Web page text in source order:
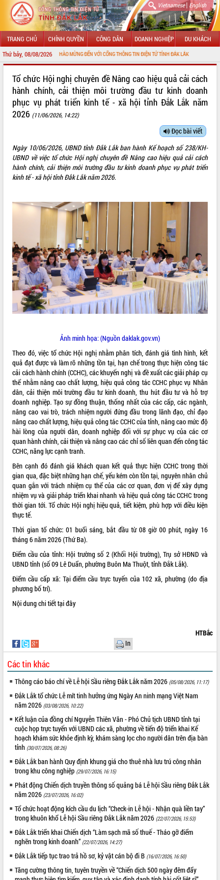
Vietnamese| English
TRANG CHỦ CHÍNH QUYỀN CÔNG DÂN DOANH NGHIỆP DU KHÁCH
Thứ bảy, 08/08/2026CHÀO MỪNG ĐẾN VỚI CỔNG THÔNG TIN ĐIỆN TỬ TỈNH ĐẮK LẮK
LÃNH ĐẠO UBND TỈNH
TIN TỨC SỰ KIỆN
UBND CÁC XÃ, PHƯỜNG
THÔNG TIN CHỈ ĐẠO ĐIỀU HÀNH
VĂN BẢN HĐND TỈNH
QUY HOẠCH - KẾ HOẠCH
VIDEO
Khám bệnh, cấp phát thuốc miễn phí
và tặng quà người dân xã Cư Pui
Hội nghị UBND tỉnh Đắk Lắk thường kỳ
tháng 7/2026
Lễ truy tặng danh hiệu “Bà Mẹ Việt
Nam Anh hùng” và trao Huân chương
Kỳ họp thứ Hai, Hội đồng nhân dân
tỉnh khóa XI quyết nghị nhiều nội dung
quan trọng
Bí thư Tỉnh ủy Lương Nguyễn Minh
Triết thăm, tặng quà người có công với
cách mạng
văn hóa, thể thao đáp ứng yêu cầu
phát triển mới
Thường trực HĐND tỉnh Đắk Lắk gặp
Minh
Lễ truy điệu và an táng hài cốt liệt sĩ
tại Nghĩa trang Liệt sĩ xã Sơn Hòa
Bàn giải pháp tháo gỡ khó khăn trong
xuất khẩu sầu riêng và triển khai quy
định EUDR
Thứ trưởng Bộ Nông nghiệp và Môi
trường Nguyễn Hoàng Hiệp khảo sát
vùng trồng và doanh nghiệp đóng gói
sầu riêng tại Đắk Lắk
Trình diễn nghệ thuật chế biến các
LIÊN KẾT WEB
THỐNG KÊ TRUY CẬP
Hôm nay: 30199
Tất cả: 66075522
Tổ chức Hội nghị chuyên đề Nâng cao hiệu quả cải cách
hành chính, cải thiện môi trường đầu tư kinh doanh
phục vụ phát triển kinh tế - xã hội tỉnh Đắk Lắk năm
2026 (11/06/2026, 14:22)
Đọc bài viết
Ngày 10/06/2026, UBND tỉnh Đắk Lắk ban hành Kế hoạch số 238/KH-
UBND về việc tổ chức Hội nghị chuyên đề Nâng cao hiệu quả cải cách
hành chính, cải thiện môi trường đầu tư kinh doanh phục vụ phát triển
kinh tế - xã hội tỉnh Đắk Lắk năm 2026.
Ảnh minh họa: (Nguồn daklak.gov.vn)
Theo đó, việc tổ chức Hội nghị nhằm phân tích, đánh giá tình hình, kết
quả đạt được và làm rõ những tồn tại, hạn chế trong thực hiện công tác
cải cách hành chính (CCHC), các khuyến nghị và đề xuất các giải pháp cụ
thể nhằm nâng cao chất lượng, hiệu quả công tác CCHC phục vụ Nhân
dân, cải thiện môi trường đầu tư kinh doanh, thu hút đầu tư và hỗ trợ
doanh nghiệp. Tạo sự đồng thuận, thống nhất của các cấp, các ngành,
nâng cao vai trò, trách nhiệm người đứng đầu trong lãnh đạo, chỉ đạo
nâng cao chất lượng, hiệu quả công tác CCHC của tỉnh, nâng cao mức độ
hài lòng của người dân, doanh nghiệp đối với sự phục vụ của các cơ
quan hành chính, cải thiện và nâng cao các chỉ số liên quan đến công tác
CCHC, năng lực cạnh tranh.
Bên cạnh đó đánh giá khách quan kết quả thực hiện CCHC trong thời
gian qua, đặc biệt những hạn chế, yếu kém còn tồn tại, nguyên nhân chủ
quan gắn với trách nhiệm cụ thể của các cơ quan, đơn vị để xây dựng
nhiệm vụ và giải pháp triển khai nhanh và hiệu quả công tác CCHC trong
thời gian tới. Tổ chức Hội nghị hiệu quả, tiết kiệm, phù hợp với điều kiện
thực tế.
Thời gian tổ chức: 01 buổi sáng, bắt đầu từ 08 giờ 00 phút, ngày 16
tháng 6 năm 2026 (Thứ Ba).
Điểm cầu của tỉnh: Hội trường số 2 (Khối Hội trường), Trụ sở HĐND và
UBND tỉnh (số 09 Lê Duẩn, phường Buôn Ma Thuột, tỉnh Đắk Lắk).
Điểm cầu cấp xã: Tại điểm cầu trực tuyến của 102 xã, phường (do địa
phương bố trí).
Nội dung chi tiếttại đây
HTBắc
In
Các tin khác
Thông cáo báo chí về Lễ hội Sầu riêng Đắk Lắk năm 2026 (05/08/2026, 11:17)
Đắk Lắk tổ chức Lễ mít tinh hưởng ứng Ngày An ninh mạng Việt Nam
năm 2026 (03/08/2026, 10:22)
Kết luận của đồng chí Nguyễn Thiên Văn - Phó Chủ tịch UBND tỉnh tại
cuộc họp trực tuyến với UBND các xã, phường về tiến độ triển khai Kế
hoạch khám sức khỏe định kỳ, khám sàng lọc cho người dân trên địa bàn
tỉnh (30/07/2026, 08:26)
Đắk Lắk ban hành Quy định khung giá cho thuê nhà lưu trú công nhân
trong khu công nghiệp (29/07/2026, 16:15)
Phát động Chiến dịch truyền thông số quảng bá Lễ hội Sầu riêng Đắk Lắk
năm 2026 (23/07/2026, 16:02)
Tổ chức hoạt động kích cầu du lịch “Check-in Lễ hội - Nhận quà liền tay”
trong khuôn khổ Lễ hội Sầu riêng Đắk Lắk năm 2026 (22/07/2026, 15:53)
Đắk Lắk triển khai Chiến dịch “Làm sạch mã số thuế - Tháo gỡ điểm
nghẽn trong kinh doanh” (22/07/2026, 14:27)
Đắk Lắk tiếp tục trao trả hồ sơ, kỷ vật cán bộ đi B (16/07/2026, 16:50)
Tăng cường thông tin, tuyên truyền về “Chiến dịch 500 ngày đêm đẩy